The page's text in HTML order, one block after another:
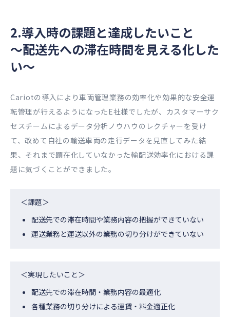
2.導入時の課題と達成したいこと
～配送先への滞在時間を見える化した
い～
Cariotの導入により車両管理業務の効率化や効果的な安全運
転管理が行えるようになったE社様でしたが、カスタマーサク
セスチームによるデータ分析ノウハウのレクチャーを受け
て、改めて自社の輸送車両の走行データを見直してみた結
果、それまで顕在化していなかった輸配送効率化における課
題に気づくことができました。
＜課題＞
配送先での滞在時間や業務内容の把握ができていない
運送業務と運送以外の業務の切り分けができていない
＜実現したいこと＞
配送先での滞在時間・業務内容の最適化
各種業務の切り分けによる運賃・料金適正化